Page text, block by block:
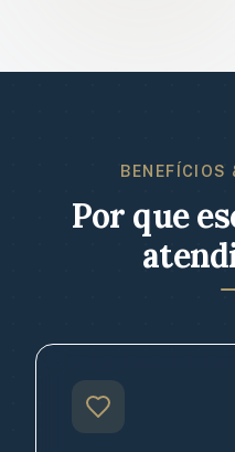
BENEFÍCIOS
Por que